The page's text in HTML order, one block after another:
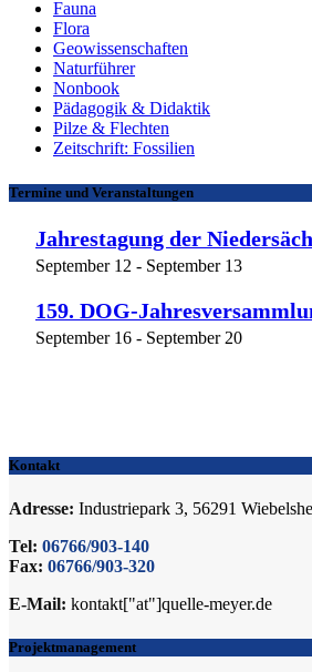
Fauna
Flora
Geowissenschaften
Naturführer
Nonbook
Pädagogik & Didaktik
Pilze & Flechten
Zeitschrift: Fossilien
Termine und Veranstaltungen
Jahrestagung der
September 12 - September 13
159. DOG-
September 16 - September 20
Kontakt
Adresse: Industriepark 3, 56291
Tel: 06766/903-140
Fax: 06766/903-320
E-Mail: kontakt["at"]quelle-meyer.de
Projektmanagement